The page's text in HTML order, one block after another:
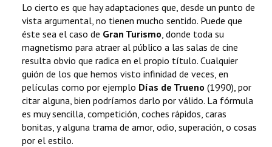
Lo cierto es que hay adaptaciones que, desde un punto de
vista argumental, no tienen mucho sentido. Puede que
éste sea el caso de Gran Turismo , donde toda su
magnetismo para atraer al público a las salas de cine
resulta obvio que radica en el propio título. Cualquier
guión de los que hemos visto infinidad de veces, en
películas como por ejemplo Días de Trueno (1990), por
citar alguna, bien podríamos darlo por válido. La fórmula
es muy sencilla, competición, coches rápidos, caras
bonitas, y alguna trama de amor, odio, superación, o cosas
por el estilo.